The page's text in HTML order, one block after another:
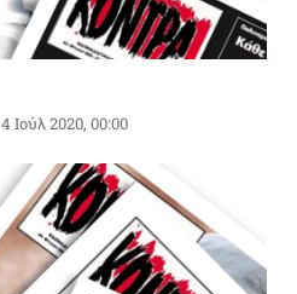
4 Ιούλ 2020, 00:00